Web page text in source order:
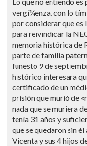
vergí¼enza, con lo
por considerar que es
para reivindicar la
memoria histórica de
parte de familia
funesto 9 de
histórico interesara
certificado de un
prisión que murió de
nada que se muriera
tení­a 31 años y
que se quedaron sin
Vicenta y sus 4 hijos